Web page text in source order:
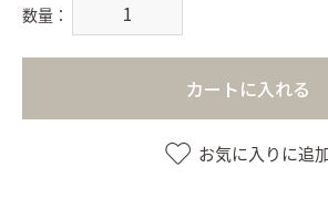
数量：
カートに入れる
お気に入りに追